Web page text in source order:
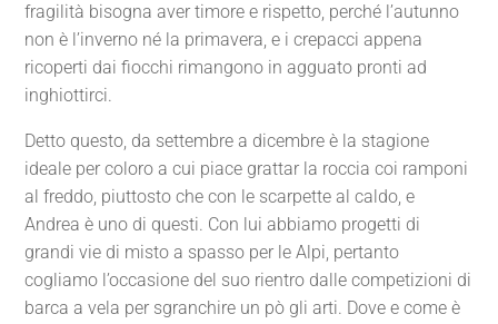
fragilità bisogna aver timore e rispetto, perché l’autunno
non è l’inverno né la primavera, e i crepacci appena
ricoperti dai fiocchi rimangono in agguato pronti ad
inghiottirci.
Detto questo, da settembre a dicembre è la stagione
ideale per coloro a cui piace grattar la roccia coi ramponi
al freddo, piuttosto che con le scarpette al caldo, e
Andrea è uno di questi. Con lui abbiamo progetti di
grandi vie di misto a spasso per le Alpi, pertanto
cogliamo l’occasione del suo rientro dalle competizioni di
barca a vela per sgranchire un pò gli arti. Dove e come è